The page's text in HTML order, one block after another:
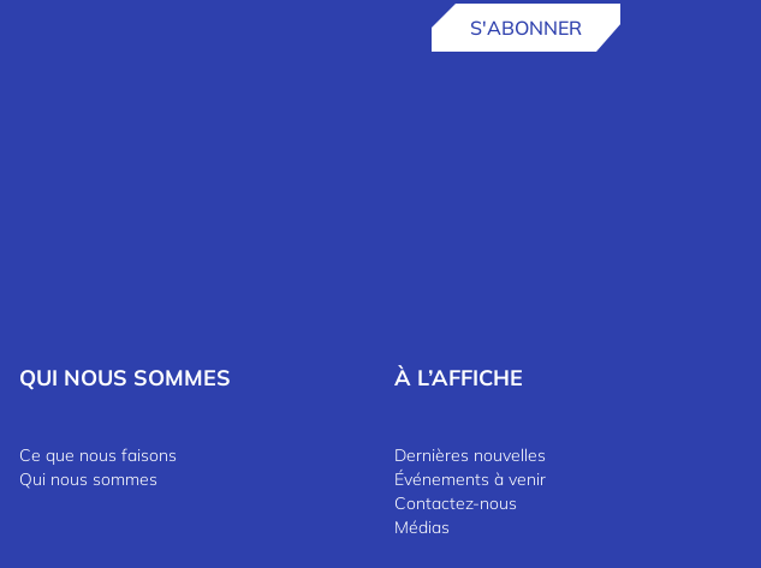
S'ABONNER
QUI NOUS SOMMES
Ce que nous faisons
Qui nous sommes
À L’AFFICHE
Dernières nouvelles
Événements à venir
Contactez-nous
Médias